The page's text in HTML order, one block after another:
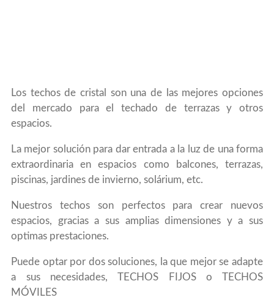
Los techos de cristal son una de las mejores opciones
del mercado para el techado de terrazas y otros
espacios.
La mejor solución para dar entrada a la luz de una forma
extraordinaria en espacios como balcones, terrazas,
piscinas, jardines de invierno, solárium, etc.
Nuestros techos son perfectos para crear nuevos
espacios, gracias a sus amplias dimensiones y a sus
optimas prestaciones.
Puede optar por dos soluciones, la que mejor se adapte
a sus necesidades, TECHOS FIJOS o TECHOS
MÓVILES